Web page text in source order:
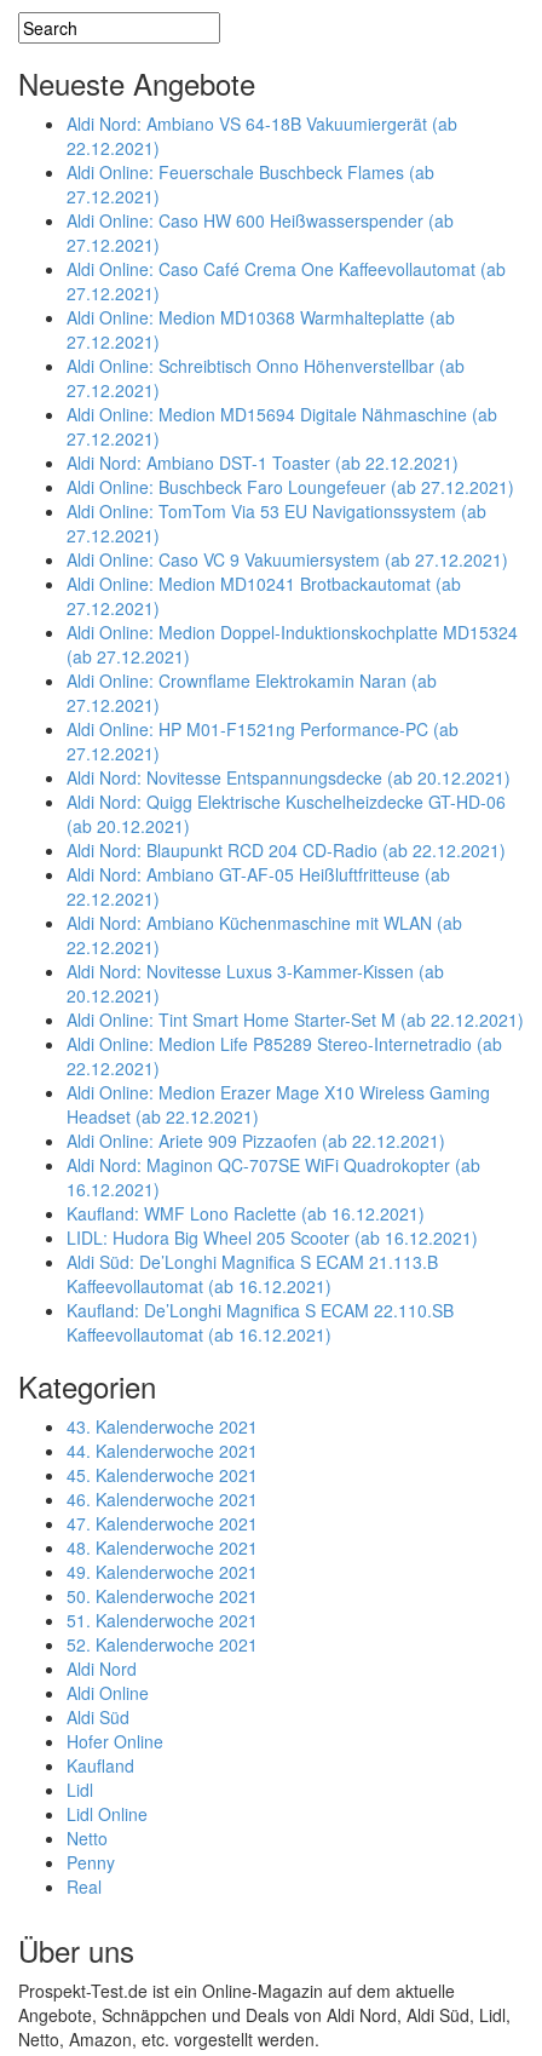
Neueste Angebote
Aldi Nord: Ambiano VS 64-18B Vakuumiergerät (ab
22.12.2021)
Aldi Online: Feuerschale Buschbeck Flames (ab
27.12.2021)
Aldi Online: Caso HW 600 Heißwasserspender (ab
27.12.2021)
Aldi Online: Caso Café Crema One Kaffeevollautomat (ab
27.12.2021)
Aldi Online: Medion MD10368 Warmhalteplatte (ab
27.12.2021)
Aldi Online: Schreibtisch Onno Höhenverstellbar (ab
27.12.2021)
Aldi Online: Medion MD15694 Digitale Nähmaschine (ab
27.12.2021)
Aldi Nord: Ambiano DST-1 Toaster (ab 22.12.2021)
Aldi Online: Buschbeck Faro Loungefeuer (ab 27.12.2021)
Aldi Online: TomTom Via 53 EU Navigationssystem (ab
27.12.2021)
Aldi Online: Caso VC 9 Vakuumiersystem (ab 27.12.2021)
Aldi Online: Medion MD10241 Brotbackautomat (ab
27.12.2021)
Aldi Online: Medion Doppel-Induktionskochplatte MD15324
(ab 27.12.2021)
Aldi Online: Crownflame Elektrokamin Naran (ab
27.12.2021)
Aldi Online: HP M01-F1521ng Performance-PC (ab
27.12.2021)
Aldi Nord: Novitesse Entspannungsdecke (ab 20.12.2021)
Aldi Nord: Quigg Elektrische Kuschelheizdecke GT-HD-06
(ab 20.12.2021)
Aldi Nord: Blaupunkt RCD 204 CD-Radio (ab 22.12.2021)
Aldi Nord: Ambiano GT-AF-05 Heißluftfritteuse (ab
22.12.2021)
Aldi Nord: Ambiano Küchenmaschine mit WLAN (ab
22.12.2021)
Aldi Nord: Novitesse Luxus 3-Kammer-Kissen (ab
20.12.2021)
Aldi Online: Tint Smart Home Starter-Set M (ab 22.12.2021)
Aldi Online: Medion Life P85289 Stereo-Internetradio (ab
22.12.2021)
Aldi Online: Medion Erazer Mage X10 Wireless Gaming
Headset (ab 22.12.2021)
Aldi Online: Ariete 909 Pizzaofen (ab 22.12.2021)
Aldi Nord: Maginon QC-707SE WiFi Quadrokopter (ab
16.12.2021)
Kaufland: WMF Lono Raclette (ab 16.12.2021)
LIDL: Hudora Big Wheel 205 Scooter (ab 16.12.2021)
Aldi Süd: De’Longhi Magnifica S ECAM 21.113.B
Kaffeevollautomat (ab 16.12.2021)
Kaufland: De’Longhi Magnifica S ECAM 22.110.SB
Kaffeevollautomat (ab 16.12.2021)
Kategorien
43. Kalenderwoche 2021
44. Kalenderwoche 2021
45. Kalenderwoche 2021
46. Kalenderwoche 2021
47. Kalenderwoche 2021
48. Kalenderwoche 2021
49. Kalenderwoche 2021
50. Kalenderwoche 2021
51. Kalenderwoche 2021
52. Kalenderwoche 2021
Aldi Nord
Aldi Online
Aldi Süd
Hofer Online
Kaufland
Lidl
Lidl Online
Netto
Penny
Real
Über uns
Prospekt-Test.de ist ein Online-Magazin auf dem aktuelle
Angebote, Schnäppchen und Deals von Aldi Nord, Aldi Süd, Lidl,
Netto, Amazon, etc. vorgestellt werden.